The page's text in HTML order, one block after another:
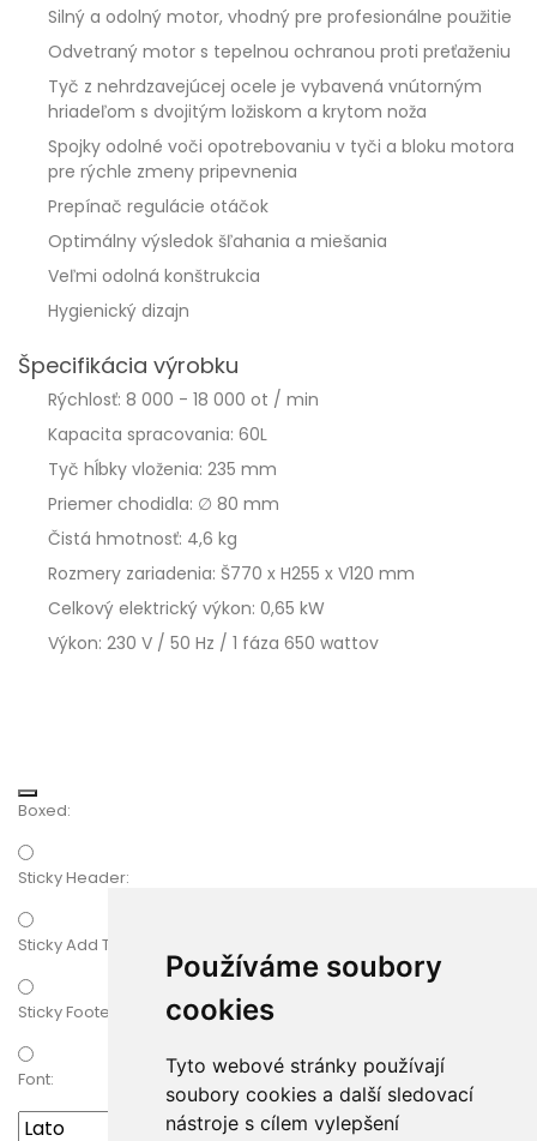
Používáme soubory
cookies
Tyto webové stránky používají
soubory cookies a další sledovací
nástroje s cílem vylepšení
Silný a odolný motor, vhodný pre profesionálne použitie
Odvetraný motor s tepelnou ochranou proti preťaženiu
Tyč z nehrdzavejúcej ocele je vybavená vnútorným
hriadeľom s dvojitým ložiskom a krytom noža
Spojky odolné voči opotrebovaniu v tyči a bloku motora
pre rýchle zmeny pripevnenia
Prepínač regulácie otáčok
Optimálny výsledok šľahania a miešania
Veľmi odolná konštrukcia
Hygienický dizajn
Špecifikácia výrobku
Rýchlosť: 8 000 - 18 000 ot / min
Kapacita spracovania: 60L
Tyč hĺbky vloženia: 235 mm
Priemer chodidla: ∅ 80 mm
Čistá hmotnosť: 4,6 kg
Rozmery zariadenia: Š770 x H255 x V120 mm
Celkový elektrický výkon: 0,65 kW
Výkon: 230 V / 50 Hz / 1 fáza 650 wattov
Boxed:
Sticky Header:
Sticky Add To Cart
Sticky Footer:
Font: